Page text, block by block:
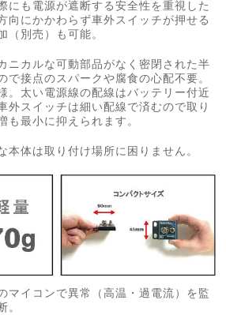
にも電源が遮断する安全性を重視した
向にかかわらず車外スイッチが押せる
（別売）も可能。
ニカルな可動部品がなく密閉された半
で接点のスパークや腐食の心配不要。
。太い電源線の配線はバッテリー付近
外スイッチは細い配線で済むので取り
も最小に抑えられます。
本体は取り付け場所に困りません。
マイコンで異常（高温・過電流）を監
。